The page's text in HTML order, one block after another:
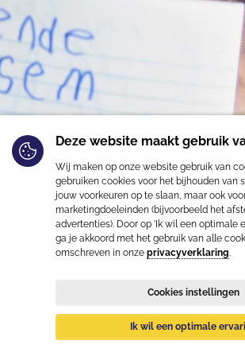
Van
naar leven
Voor omgang met mensen met
Deze website maakt gebruik
Wij maken op onze website gebruik van
gebruiken cookies voor het bijhouden van
jouw voorkeuren op te slaan, maar ook
marketingdoeleinden (bijvoorbeeld het
advertenties). Door op 'Ik wil een optimale
ga je akkoord met het gebruik van alle
omschreven in onze privacyverklaring.
Cookies instellingen
Ik wil een optimale